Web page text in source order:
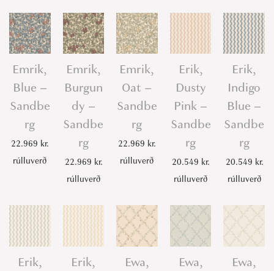
Emrik,
Blue –
Sandbe
rg
22.969 kr.
rúlluverð
Emrik,
Burgun
dy –
Sandbe
rg
22.969 kr.
rúlluverð
Emrik,
Oat –
Sandbe
rg
22.969 kr.
rúlluverð
Erik,
Dusty
Pink –
Sandbe
rg
20.549 kr.
rúlluverð
Erik,
Indigo
Blue –
Sandbe
rg
20.549 kr.
rúlluverð
Erik,
Erik,
Ewa,
Ewa,
Ewa,